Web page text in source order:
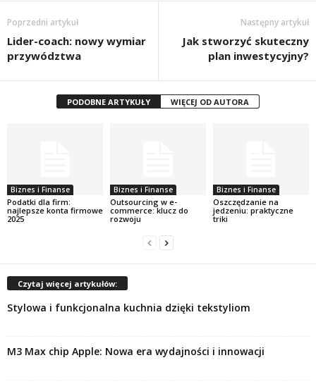
Poprzedni artykuł
Lider-coach: nowy wymiar
przywództwa
Następny artykuł
Jak stworzyć skuteczny
plan inwestycyjny?
PODOBNE ARTYKUŁY WIĘCEJ OD AUTORA
Biznes i Finanse
Podatki dla firm:
najlepsze konta firmowe
2025
Biznes i Finanse
Outsourcing w e-
commerce: klucz do
rozwoju
Biznes i Finanse
Oszczędzanie na
jedzeniu: praktyczne
triki
Czytaj więcej artykułów:
Stylowa i funkcjonalna kuchnia dzięki tekstyliom
M3 Max chip Apple: Nowa era wydajności i innowacji